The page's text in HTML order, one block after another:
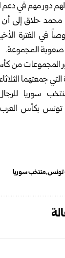
دور مهم في دعم
حلاق إلى أن
في الفترة
المجموعة.
المجموعات من
التي جمعتهما
تونس منتخب سوريا